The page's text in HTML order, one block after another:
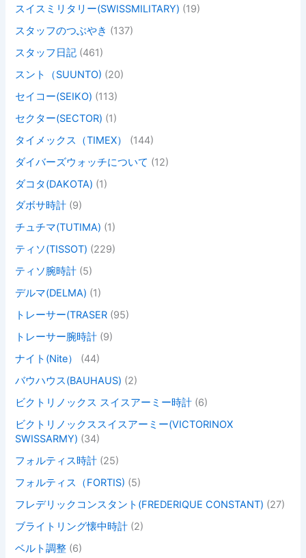
スイスミリタリー(SWISSMILITARY) (19)
スタッフのつぶやき (137)
スタッフ日記 (461)
スント（SUUNTO) (20)
セイコー(SEIKO) (113)
セクター(SECTOR) (1)
タイメックス（TIMEX）
(144)
ダイバーズウォッチについて (12)
ダコタ(DAKOTA) (1)
ダボサ時計 (9)
チュチマ(TUTIMA) (1)
ティソ(TISSOT) (229)
ティソ腕時計 (5)
デルマ(DELMA) (1)
トレーサー(TRASER (95)
トレーサー腕時計 (9)
ナイト(Nite）
(44)
バウハウス(BAUHAUS) (2)
ビクトリノックス スイスアーミー時計 (6)
ビクトリノックススイスアーミー(VICTORINOX
SWISSARMY) (34)
フォルティス時計 (25)
フォルティス（FORTIS) (5)
フレデリックコンスタント(FREDERIQUE CONSTANT) (27)
ブライトリング懐中時計 (2)
ベルト調整 (6)